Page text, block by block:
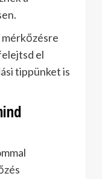
el
tippünket is